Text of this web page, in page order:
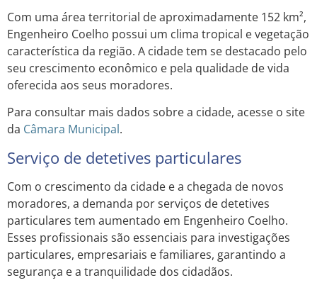
Com uma área territorial de aproximadamente 152 km²,
Engenheiro Coelho possui um clima tropical e vegetação
característica da região. A cidade tem se destacado pelo
seu crescimento econômico e pela qualidade de vida
oferecida aos seus moradores.
Para consultar mais dados sobre a cidade, acesse o site
da Câmara Municipal.
Serviço de detetives particulares
Com o crescimento da cidade e a chegada de novos
moradores, a demanda por serviços de detetives
particulares tem aumentado em Engenheiro Coelho.
Esses profissionais são essenciais para investigações
particulares, empresariais e familiares, garantindo a
segurança e a tranquilidade dos cidadãos.